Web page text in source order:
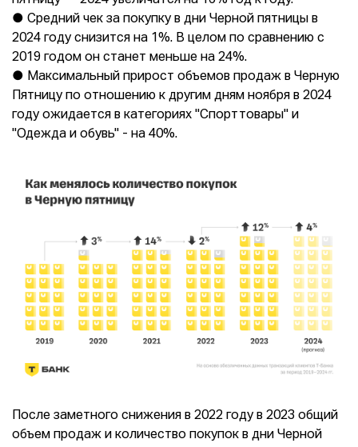
● Средний чек за покупку в дни Черной пятницы в
2024 году снизится на 1%. В целом по сравнению с
2019 годом он станет меньше на 24%.
● Максимальный прирост объемов продаж в Черную
Пятницу по отношению к другим дням ноября в 2024
году ожидается в категориях "Спорттовары" и
"Одежда и обувь" - на 40%.
После заметного снижения в 2022 году в 2023 общий
объем продаж и количество покупок в дни Черной